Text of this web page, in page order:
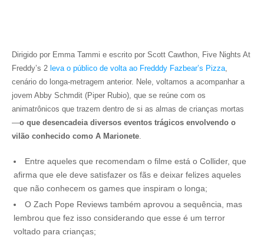
Dirigido por Emma Tammi e escrito por Scott Cawthon, Five Nights At
Freddy’s 2 leva o público de volta ao Fredddy Fazbear’s Pizza,
cenário do longa-metragem anterior. Nele, voltamos a acompanhar a
jovem Abby Schmdit (Piper Rubio), que se reúne com os
animatrônicos que trazem dentro de si as almas de crianças mortas
—o que desencadeia diversos eventos trágicos envolvendo o
vilão conhecido como A Marionete.
Entre aqueles que recomendam o filme está o Collider, que
afirma que ele deve satisfazer os fãs e deixar felizes aqueles
que não conhecem os games que inspiram o longa;
O Zach Pope Reviews também aprovou a sequência, mas
lembrou que fez isso considerando que esse é um terror
voltado para crianças;